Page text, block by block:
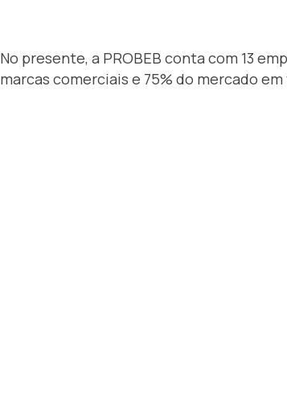
No presente, a PROBEB conta com 13
marcas comerciais e 75% do mercado